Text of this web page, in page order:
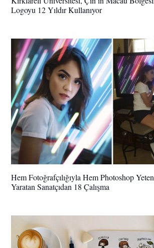
Logoyu 12 Yıldır Kullanıyor
Hem Fotoğrafçılığıyla Hem Photoshop
Yaratan Sanatçıdan 18 Çalışma